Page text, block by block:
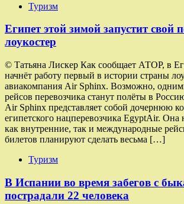
Туризм
Египет этой зимой запустит свой
лоукостер
© Татьяна Лискер Как сообщает АТОР, в
начнёт работу первый в истории страны
авиакомпания Air Sphinx. Возможно,
рейсов перевозчика станут полёты в
Air Sphinx представляет собой дочернюю
египетского нацперевозчика EgyptAir. Она
как внутренние, так и международные
билетов планируют сделать весьма […]
Туризм
В Испании во время забегов с
пострадали 22 человека